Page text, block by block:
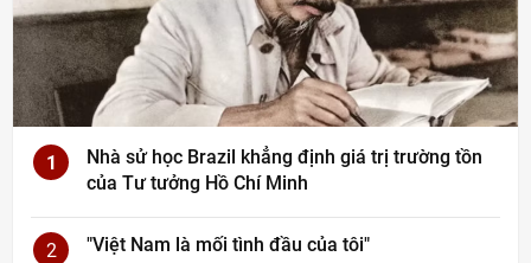
1
Nhà sử học Brazil khẳng định giá trị trường tồn
của Tư tưởng Hồ Chí Minh
2 "Việt Nam là mối tình đầu của tôi"